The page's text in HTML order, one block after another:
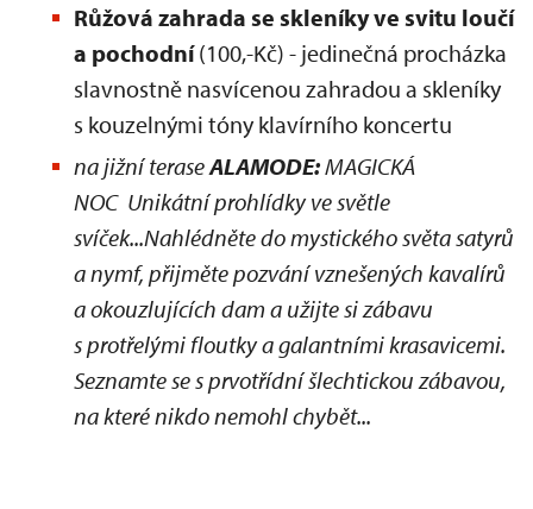
Růžová zahrada se skleníky ve svitu loučí
a pochodní(100,-Kč) - jedinečná procházka
slavnostně nasvícenou zahradou a skleníky
s kouzelnými tóny klavírního koncertu
na jižní teraseALAMODE:MAGICKÁ
NOC Unikátní prohlídky ve světle
svíček...Nahlédněte do mystického světa satyrů
a nymf, přijměte pozvání vznešených kavalírů
a okouzlujících dam a užijte si zábavu
s protřelými floutky a galantními krasavicemi.
Seznamte se s prvotřídní šlechtickou zábavou,
na které nikdo nemohl chybět...